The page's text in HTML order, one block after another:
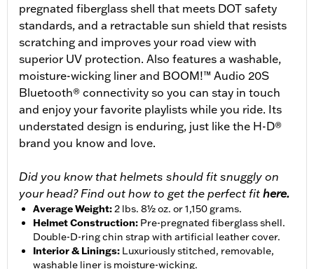
pregnated fiberglass shell that meets DOT safety
standards, and a retractable sun shield that resists
scratching and improves your road view with
superior UV protection. Also features a washable,
moisture-wicking liner and BOOM!™ Audio 20S
Bluetooth® connectivity so you can stay in touch
and enjoy your favorite playlists while you ride. Its
understated design is enduring, just like the H-D®
brand you know and love.
Did you know that helmets should fit snuggly on
your head? Find out how to get the perfect fit here.
Average Weight:2 lbs. 8½ oz. or 1,150 grams.
Helmet Construction: Pre-pregnated fiberglass shell.
Double-D-ring chin strap with artificial leather cover.
Interior & Linings: Luxuriously stitched, removable,
washable liner is moisture-wicking.